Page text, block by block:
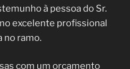
à pessoa do Sr.
excelente profissional
no ramo.
com um orçamento